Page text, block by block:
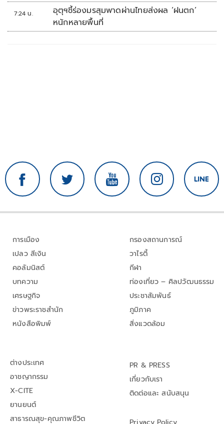
7:24 น.
อุตุฯชี้ร่องมรสุมพาดผ่านไทยส่งผล ‘ฝนตก’
หนักหลายพื้นที่
การเมือง
เปลว สีเงิน
คอลัมนิสต์
บทความ
เศรษฐกิจ
ข่าวพระราชสำนัก
หนังสือพิมพ์
กรองสถานการณ์
วาไรตี้
กีฬา
ท่องเที่ยว – ศิลปวัฒนธรรม
ประชาสัมพันธ์
ภูมิภาค
สิ่งแวดล้อม
ต่างประเทศ
อาชญากรรม
X-CITE
ยานยนต์
สาธารณสุข-คุณภาพชีวิต
PR & PRESS
เกี่ยวกับเรา
ติดต่อและ สนับสนุน